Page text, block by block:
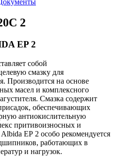
2
EP 2
собой
смазку для
Производится на основе
масел и комплексного
Смазка содержит
обеспечивающих
антиокислительную
притивоизносных и
ЕР 2 особо рекомендуется
работающих в
и нагрузок.